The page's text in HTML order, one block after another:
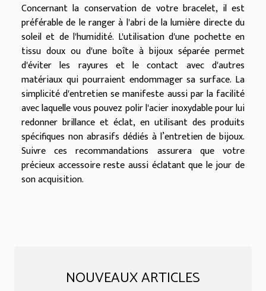
Concernant la conservation de votre bracelet, il est
préférable de le ranger à l'abri de la lumière directe du
soleil et de l'humidité. L'utilisation d'une pochette en
tissu doux ou d'une boîte à bijoux séparée permet
d'éviter les rayures et le contact avec d'autres
matériaux qui pourraient endommager sa surface. La
simplicité d'entretien se manifeste aussi par la facilité
avec laquelle vous pouvez polir l'acier inoxydable pour lui
redonner brillance et éclat, en utilisant des produits
spécifiques non abrasifs dédiés à l’entretien de bijoux.
Suivre ces recommandations assurera que votre
précieux accessoire reste aussi éclatant que le jour de
son acquisition.
NOUVEAUX ARTICLES